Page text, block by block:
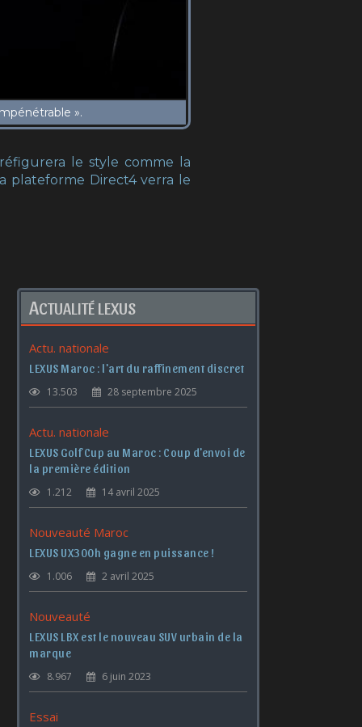
le style comme la
plateforme Direct4 verra le
ACTUALITÉ LEXUS
Actu. nationale
LEXUS Maroc : l'art du raffinement discret
13.503
28 septembre 2025
Actu. nationale
LEXUS Golf Cup au Maroc : Coup d'envoi de
la première édition
1.212
14 avril 2025
Nouveauté Maroc
LEXUS UX300h gagne en puissance !
1.006
2 avril 2025
Nouveauté
LEXUS LBX est le nouveau SUV urbain de la
marque
8.967
6 juin 2023
Essai